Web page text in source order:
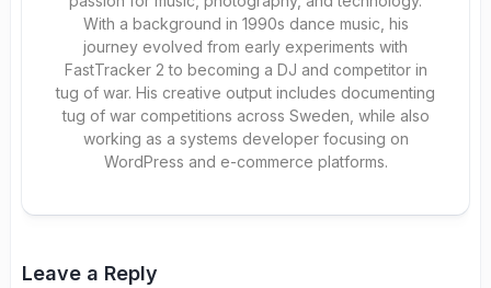
With a background in 1990s dance music, his
journey evolved from early experiments with
FastTracker 2 to becoming a DJ and competitor in
tug of war. His creative output includes documenting
tug of war competitions across Sweden, while also
working as a systems developer focusing on
WordPress and e-commerce platforms.
Leave a Reply